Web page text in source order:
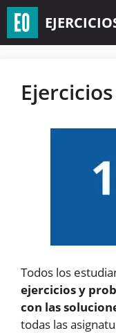
Saltar
contenido
Todos los
ejercicios y
con las
todas las